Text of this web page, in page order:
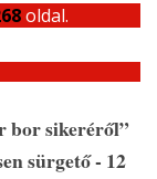
oldal.
bor sikeréről”
sürgető - 12